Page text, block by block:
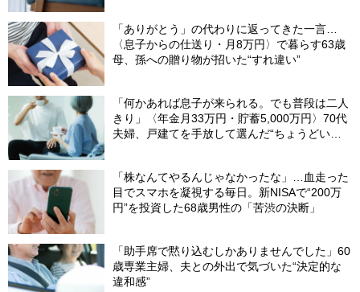
「ありがとう」の代わりに返ってきた一言…
〈息子からの仕送り・月8万円〉で暮らす63歳
母、孫への贈り物が招いた“すれ違い”
「何かあれば息子が来られる。でも普段は二人
きり」〈年金月33万円・貯蓄5,000万円〉70代
夫婦、戸建てを手放して選んだ“ちょうどいい
「株なんてやるんじゃなかったな」…血走った
目でスマホを凝視する毎日。新NISAで“200万
円”を投資した68歳男性の「苦渋の決断」
「助手席で黙り込むしかありませんでした」60
歳専業主婦、夫との外出で気づいた“決定的な
違和感”